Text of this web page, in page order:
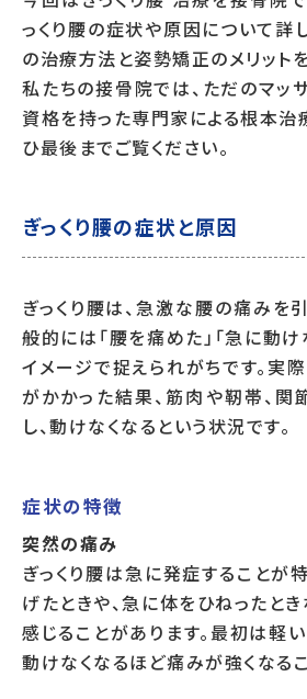
っくり腰の症状や原因について詳
の治療方法と姿勢矯正のメリット
私たちの接骨院では、ただのマッ
資格を持った専門家による根本治
ひ最後までご覧ください。
ぎっくり腰の症状と原因
ぎっくり腰は、急激な腰の痛みを
般的には「腰を痛めた」「急に動け
イメージで捉えられがちです。実
がかかった結果、筋肉や靭帯、
し、動けなくなるという状況です。
症状の特徴
突然の痛み
ぎっくり腰は急に発症することが
げたときや、急に体をひねったと
感じることがあります。最初は軽
動けなくなるほど痛みが強くなるこ